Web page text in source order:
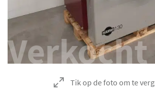
Verkocht
Tik op de foto om te